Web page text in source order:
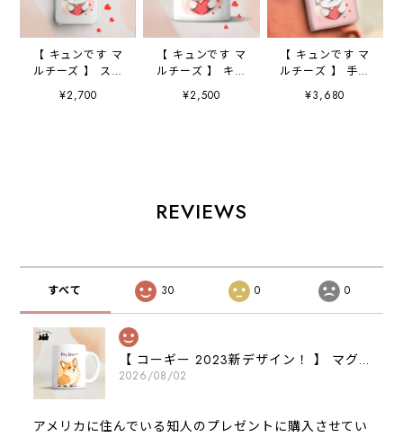
【 キュンです マ
ルチーズ 】 スマ
ホケース クリア
ソフトケース
¥2,700
【 キュンです マ
ルチーズ 】 キャ
ニスター 保存容
器 お家用 プレ
¥2,500
【 キュンです マ
ルチーズ 】 手帳
スマホケース
犬 うちの子 プ
¥3,680
REVIEWS
すべて 30 0 0
【 コーギー 2023新デザイン！ 】 マグカップ お家用 プレゼント 犬 うちの子 犬グッズ ギフト
2026/08/02
アメリカに住んでいる知人のプレゼントに購入させてい